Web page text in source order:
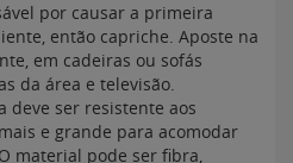
por causar a primeira
então capriche. Aposte na
em cadeiras ou sofás
da área e televisão.
deve ser resistente aos
e grande para acomodar
material pode ser fibra,